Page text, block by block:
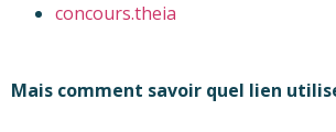
concours.theia
Mais comment savoir quel lien